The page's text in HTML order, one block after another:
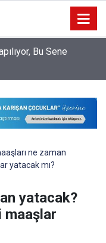
Bu Sene
ne zaman
yatacak mı?
yatacak?
maaşlar